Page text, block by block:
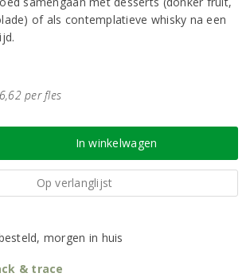
of als contemplatieve whisky na een
per fles
In winkelwagen
Op verlanglijst
morgen in huis
& trace